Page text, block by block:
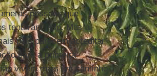
pessoas que
tentaram isso. Mas a
pais parecem acreditar
para a primeira
vivem mais um caminho